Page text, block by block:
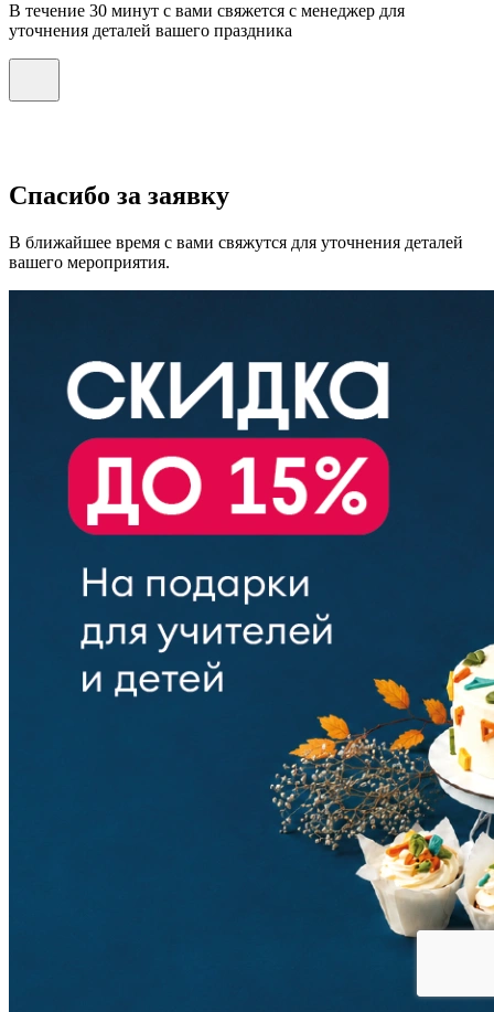
В течение 30 минут с вами свяжется с менеджер для
уточнения деталей вашего праздника
Спасибо за заявку
В ближайшее время с вами свяжутся для уточнения деталей
вашего мероприятия.